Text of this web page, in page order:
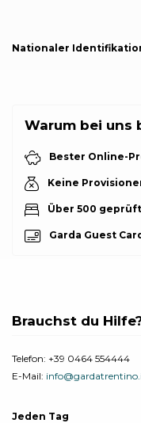
Nationaler
Warum bei uns
Bester Online-
Keine
Über 500
Garda Guest
Brauchst du
Telefon: +39 0464 554444
E-Mail:
Jeden Tag